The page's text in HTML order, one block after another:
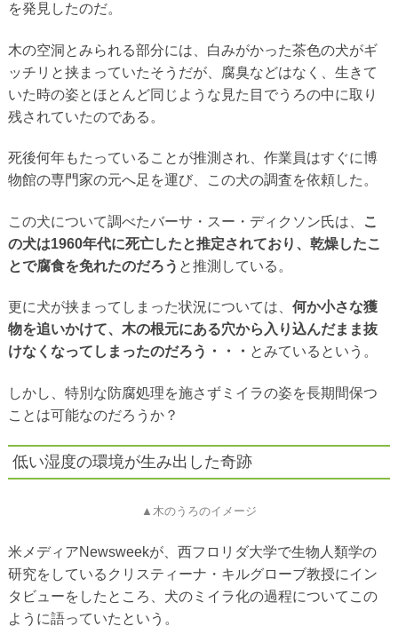
を発見したのだ。
木の空洞とみられる部分には、白みがかった茶色の犬がギ
ッチリと挟まっていたそうだが、腐臭などはなく、生きて
いた時の姿とほとんど同じような見た目でうろの中に取り
残されていたのである。
死後何年もたっていることが推測され、作業員はすぐに博
物館の専門家の元へ足を運び、この犬の調査を依頼した。
この犬について調べたバーサ・スー・ディクソン氏は、
こ
の犬は1960年代に死亡したと推定されており、乾燥したこ
とで腐食を免れたのだろう と推測している。
更に犬が挟まってしまった状況については、 何か小さな獲
物を追いかけて、木の根元にある穴から入り込んだまま抜
けなくなってしまったのだろう・・・ とみているという。
しかし、特別な防腐処理を施さずミイラの姿を長期間保つ
ことは可能なのだろうか？
低い湿度の環境が生み出した奇跡
▲木のうろのイメージ
米メディアNewsweekが、西フロリダ大学で生物人類学の
研究をしているクリスティーナ・キルグローブ教授にイン
タビューをしたところ、犬のミイラ化の過程についてこの
ように語っていたという。